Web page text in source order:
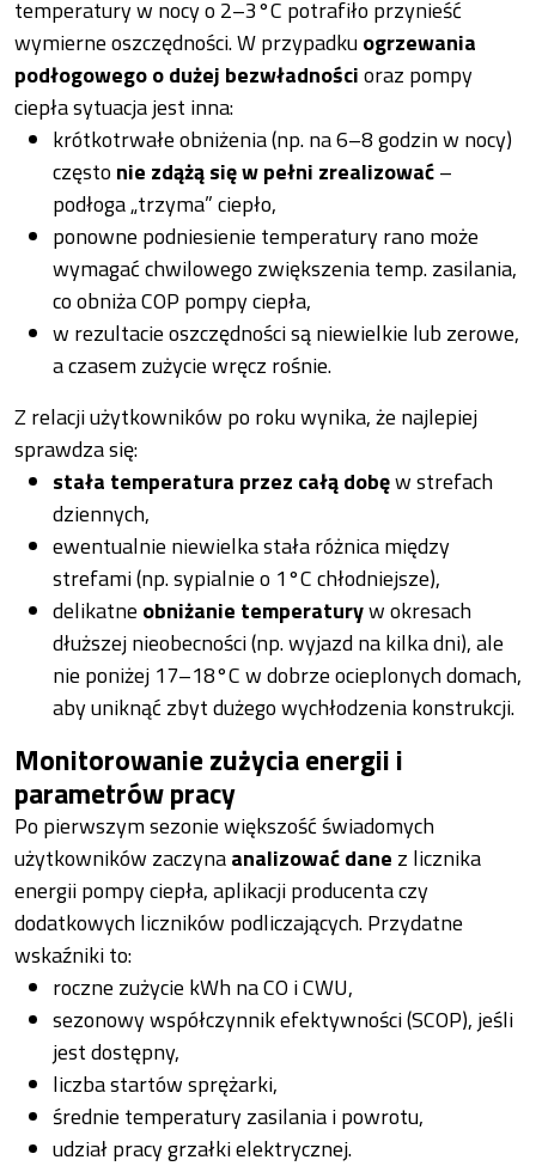
temperatury w nocy o 2–3°C potrafiło przynieść
wymierne oszczędności. W przypadkuogrzewania
podłogowego o dużej bezwładnościoraz pompy
ciepła sytuacja jest inna:
krótkotrwałe obniżenia (np. na 6–8 godzin w nocy)
często nie zdążą się w pełni zrealizować–
podłoga „trzyma” ciepło,
ponowne podniesienie temperatury rano może
wymagać chwilowego zwiększenia temp. zasilania,
co obniża COP pompy ciepła,
w rezultacie oszczędności są niewielkie lub zerowe,
a czasem zużycie wręcz rośnie.
Z relacji użytkowników po roku wynika, że najlepiej
sprawdza się:
stała temperatura przez całą dobęw strefach
dziennych,
ewentualnie niewielka stała różnica między
strefami (np. sypialnie o 1°C chłodniejsze),
delikatne obniżanie temperaturyw okresach
dłuższej nieobecności (np. wyjazd na kilka dni), ale
nie poniżej 17–18°C w dobrze ocieplonych domach,
aby uniknąć zbyt dużego wychłodzenia konstrukcji.
Monitorowanie zużycia energii i
parametrów pracy
Po pierwszym sezonie większość świadomych
użytkowników zaczynaanalizować dane z licznika
energii pompy ciepła, aplikacji producenta czy
dodatkowych liczników podliczających. Przydatne
wskaźniki to:
roczne zużycie kWh na CO i CWU,
sezonowy współczynnik efektywności (SCOP), jeśli
jest dostępny,
liczba startów sprężarki,
średnie temperatury zasilania i powrotu,
udział pracy grzałki elektrycznej.